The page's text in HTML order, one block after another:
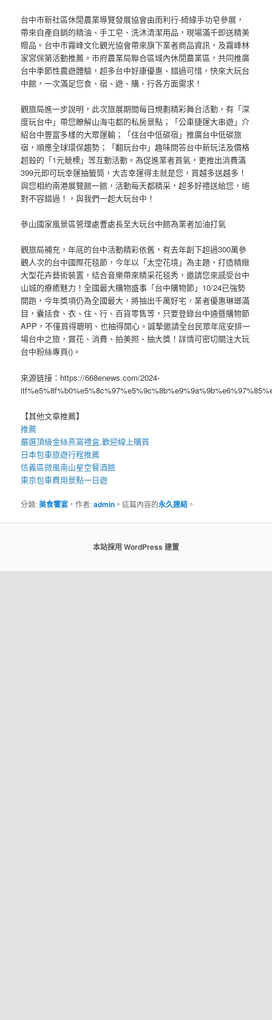
台中市新社區休閒農業導覽發展協會由雨利行-綺緣手功皂參展，
帶來自產自銷的精油、手工皂、洗沐清潔用品，現場滿千即送精美
贈品。台中市霧峰文化觀光協會帶來旗下業者商品資訊，及霧峰林
家宮保第活動推薦。市府農業局聯合區域內休閒農業區，共同推廣
台中季節性農遊體驗，超多台中好康優惠、錯過可惜，快來大玩台
中館，一次滿足您食、宿、遊、購、行各方面需求！
觀旅局進一步說明，此次旅展期間每日規劃精彩舞台活動，有「深
度玩台中」帶您瞭解山海屯都的私房景點；「公車捷運大串遊」介
紹台中豐富多樣的大眾運輸；「住台中低碳宿」推廣台中低碳旅
宿，順應全球環保趨勢；「翻玩台中」趣味問答台中新玩法及價格
超殺的「1元競標」等互動活動。為促進業者買氣，更推出消費滿
399元即可玩幸運抽籤筒，大吉幸運得主就是您，買越多送越多！
與您相約南港展覽館一館，活動每天都精采，超多好禮送給您，絕
對不容錯過！，與我們一起大玩台中！
參山國家風景區管理處曹處長至大玩台中館為業者加油打氣
觀旅局補充，年底的台中活動精彩依舊，有去年創下超過300萬參
觀人次的台中國際花毯節，今年以「太空花境」為主題，打造精緻
大型花卉藝術裝置，結合音樂帶來精采花毯秀，邀請您來感受台中
山城的療癒魅力！全國最大購物盛事「台中購物節」10/24已強勢
開跑，今年獎項仍為全國最大，將抽出千萬好宅，業者優惠琳瑯滿
目，囊括食、衣、住、行、百貨零售等，只要登錄台中通暨購物節
APP，不僅買得聰明、也抽得開心。誠摯邀請全台民眾年底安排一
場台中之旅，賞花、消費、拍美照、抽大獎！詳情可密切關注大玩
台中粉絲專頁()。
來源链接：https://668enews.com/2024-
【其他文章推薦】
推薦
嚴選頂級金絲燕窩禮盒,歡迎線上購買
日本包車旅遊行程推薦
信義區微風南山星空餐酒館
東京包車費用景點一日遊
分類:美食饗宴 ，作者:admin 。這篇內容的永久連結 。
本站採用 WordPress 建置